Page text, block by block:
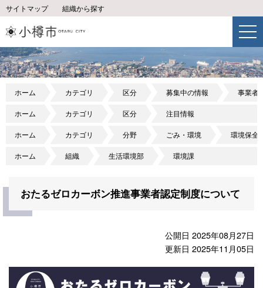
サイトマップ 組織から探す
ホーム カテゴリ 区分 募集中の情報 事業者
ホーム カテゴリ 区分 注目情報
ホーム カテゴリ 分野 ごみ・環境 環境保全
ホーム 組織 生活環境部 環境課
おたるゼロカーボン推進事業者認定制度について
公開日 2025年08月27日
更新日 2025年11月05日